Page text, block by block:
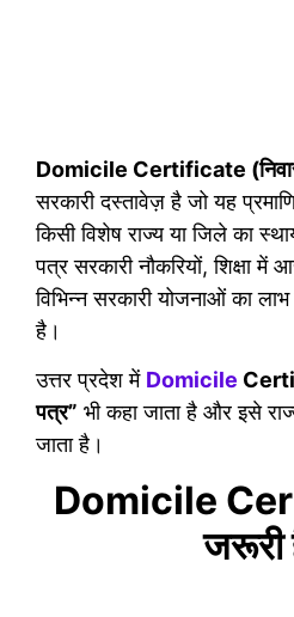
Domicile Certificate
सरकारी दस्तावेज़ है जो यह
किसी विशेष राज्य या जिले का
पत्र सरकारी नौकरियों, शिक्षा में
विभिन्न सरकारी योजनाओं का
है।
उत्तर प्रदेश में Domicile
पत्र” भी कहा जाता है और इसे
जाता है।
Domicile
जरूरी